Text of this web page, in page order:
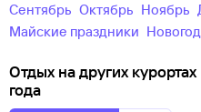
Сентябрь
Октябрь Ноябрь
майские праздники
Отдых на других
года